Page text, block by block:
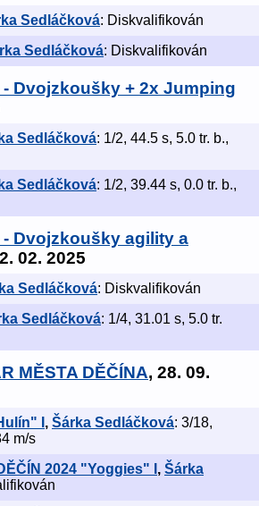
Sedláčková: Diskvalifikován
Sedláčková: Diskvalifikován
Dvojzkoušky + 2x Jumping
Sedláčková: 1/2, 44.5 s, 5.0 tr. b.,
Sedláčková: 1/2, 39.44 s, 0.0 tr. b.,
Dvojzkoušky agility a
02. 2025
Sedláčková: Diskvalifikován
Sedláčková: 1/4, 31.01 s, 5.0 tr.
MĚSTA DĚČÍNA, 28. 09.
I , Šárka Sedláčková: 3/18,
m/s
2024 "Yoggies" I , Šárka